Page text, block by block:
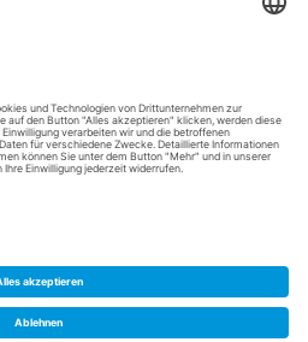
Pfalz e.V.
Pfalz e. V. |
|AGB